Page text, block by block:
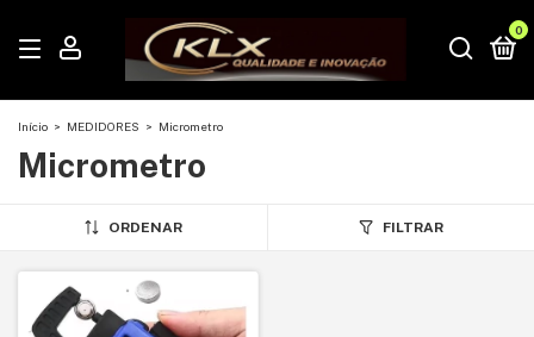
0
Início > MEDIDORES > Micrometro
Micrometro
ORDENAR FILTRAR